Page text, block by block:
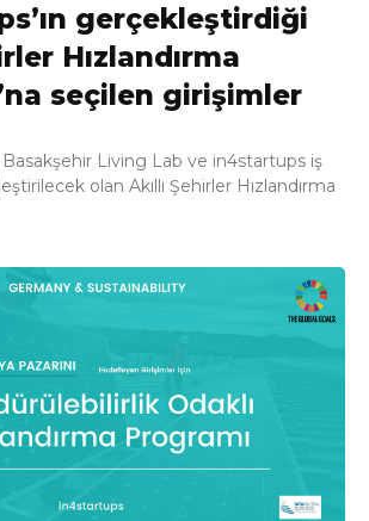
gerçekleştirdiği
Hızlandırma
seçilen girişimler
Living Lab ve in4startups iş
olan Akıllı Şehirler Hızlandırma